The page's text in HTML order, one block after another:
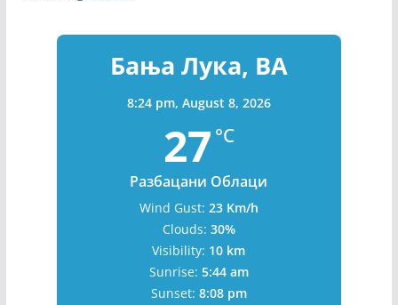
Бања Лука, BA
8:24 pm, August 8, 2026
27 °C
Разбацани Облаци
Wind Gust: 23 Km/h
Clouds: 30%
Visibility: 10 km
Sunrise: 5:44 am
Sunset: 8:08 pm